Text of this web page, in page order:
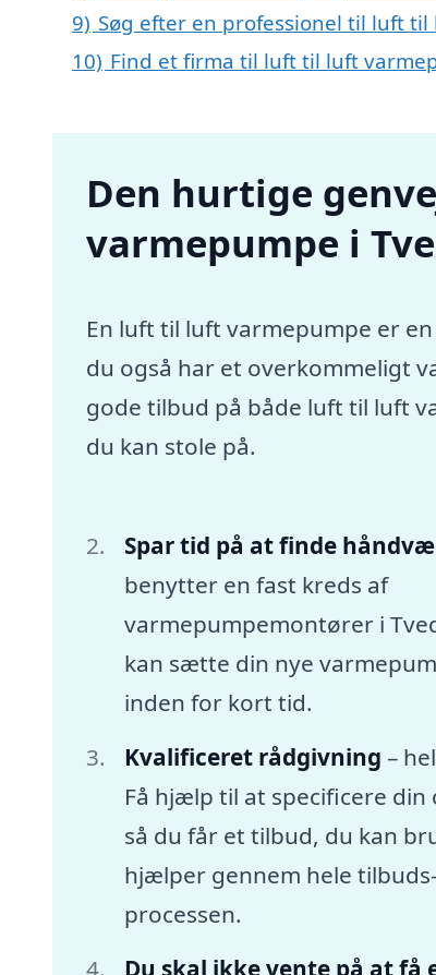
9) Søg efter en professionel til luft
10) Find et firma til luft til luft
Den hurtige
varmepumpe i
En luft til luft varmepumpe er
du også har et overkommeligt
gode tilbud på både luft til luft
du kan stole på.
Spar tid på at finde
benytter en fast kreds af
varmepumpemontører i
kan sætte din nye
inden for kort tid.
Kvalificeret rådgivning –
Få hjælp til at specificere din
så du får et tilbud, du kan
hjælper gennem hele tilbuds-
processen.
Du skal ikke vente på at få